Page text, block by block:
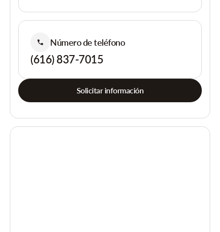
Número de teléfono
(616) 837-7015
Solicitar información